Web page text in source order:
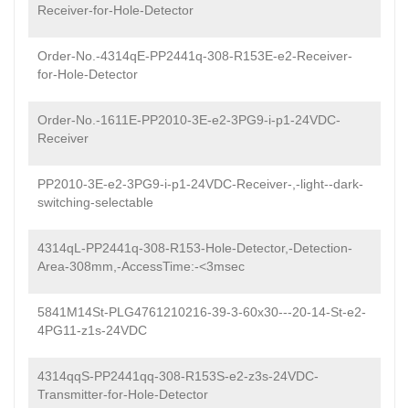
Receiver-for-Hole-Detector
Order-No.-4314qE-PP2441q-308-R153E-e2-Receiver-
for-Hole-Detector
Order-No.-1611E-PP2010-3E-e2-3PG9-i-p1-24VDC-
Receiver
PP2010-3E-e2-3PG9-i-p1-24VDC-Receiver-,-light--dark-
switching-selectable
4314qL-PP2441q-308-R153-Hole-Detector,-Detection-
Area-308mm,-AccessTime:-<3msec
5841M14St-PLG4761210216-39-3-60x30---20-14-St-e2-
4PG11-z1s-24VDC
4314qqS-PP2441qq-308-R153S-e2-z3s-24VDC-
Transmitter-for-Hole-Detector